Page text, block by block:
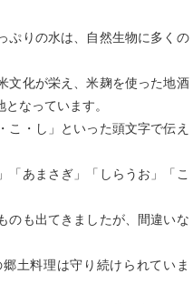
ぷりの水は、自然生物に多くの
文化が栄え、米麹を使った地酒
なっています。
こ・し」といった頭文字で伝え
「あまさぎ」「しらうお」「こ
のも出てきましたが、間違いな
土料理は守り続けられていま